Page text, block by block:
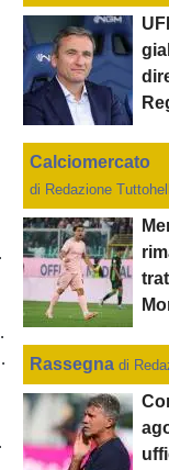
Calciomercato
di Redazione
Rassegna di